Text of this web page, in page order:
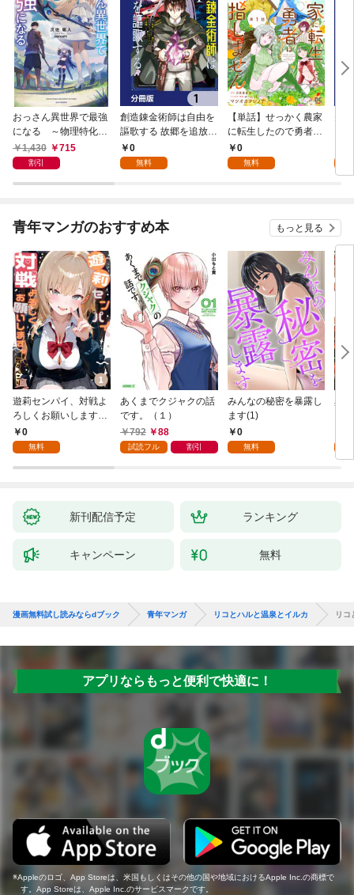
おっさん異世界で最強
になる ～物理特化の
覚醒者～
1,430 715
割引
創造錬金術師は自由を
謳歌する 故郷を追放さ
れたら、魔王のお膝元
で超絶効果のマジック
0
無料
【単話】せっかく農家
に転生したので勇者は
目指しません【第1
話】
0
無料
青年マンガのおすすめ本 もっと見る
遊莉センパイ、対戦よ
ろしくお願いします。
1 0
無料
あくまでクジャクの話
です。（１）
792
88
試読フル 割引
みんなの秘密を暴露し
ます(1)
0
無料
異
新刊配信予定 ランキング
キャンペーン 無料
漫画無料試し読みならdブック 青年マンガ リコとハルと温泉とイルカ リコ
アプリならもっと便利で快適に！
Appleのロゴ、App Storeは、米国もしくはその他の国や地域におけるApple Inc.の商標で
す。App Storeは、Apple Inc.のサービスマークです。